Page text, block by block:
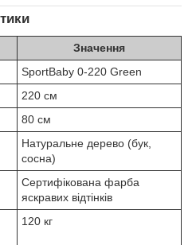
Значення
SportBaby 0-220 Green
220 см
80 см
Натуральне дерево (бук,
сосна)
Сертифікована фарба
яскравих відтінків
120 кг